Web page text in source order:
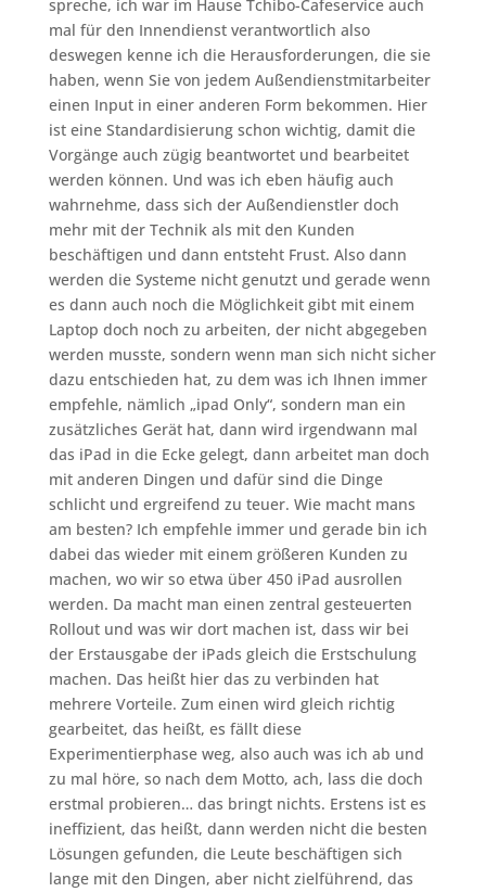
spreche, ich war im Hause Tchibo-Cafeservice auch
mal für den Innendienst verantwortlich also
deswegen kenne ich die Herausforderungen, die sie
haben, wenn Sie von jedem Außendienstmitarbeiter
einen Input in einer anderen Form bekommen. Hier
ist eine Standardisierung schon wichtig, damit die
Vorgänge auch zügig beantwortet und bearbeitet
werden können. Und was ich eben häufig auch
wahrnehme, dass sich der Außendienstler doch
mehr mit der Technik als mit den Kunden
beschäftigen und dann entsteht Frust. Also dann
werden die Systeme nicht genutzt und gerade wenn
es dann auch noch die Möglichkeit gibt mit einem
Laptop doch noch zu arbeiten, der nicht abgegeben
werden musste, sondern wenn man sich nicht sicher
dazu entschieden hat, zu dem was ich Ihnen immer
empfehle, nämlich „ipad Only“, sondern man ein
zusätzliches Gerät hat, dann wird irgendwann mal
das iPad in die Ecke gelegt, dann arbeitet man doch
mit anderen Dingen und dafür sind die Dinge
schlicht und ergreifend zu teuer. Wie macht mans
am besten? Ich empfehle immer und gerade bin ich
dabei das wieder mit einem größeren Kunden zu
machen, wo wir so etwa über 450 iPad ausrollen
werden. Da macht man einen zentral gesteuerten
Rollout und was wir dort machen ist, dass wir bei
der Erstausgabe der iPads gleich die Erstschulung
machen. Das heißt hier das zu verbinden hat
mehrere Vorteile. Zum einen wird gleich richtig
gearbeitet, das heißt, es fällt diese
Experimentierphase weg, also auch was ich ab und
zu mal höre, so nach dem Motto, ach, lass die doch
erstmal probieren… das bringt nichts. Erstens ist es
ineffizient, das heißt, dann werden nicht die besten
Lösungen gefunden, die Leute beschäftigen sich
lange mit den Dingen, aber nicht zielführend, das